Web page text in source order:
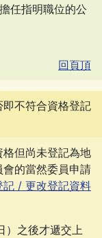
任指明職位的公
回頁頂
不符合資格登記
但尚未登記為地
的當然委員申請
記 / 更改登記資料
）之後才遞交上